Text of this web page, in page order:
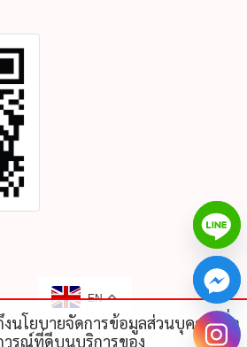
EN
งนโยบายจัดการข้อมูลส่วนบุคคลเพื่อ
รณ์ที่ดีบนบริการของ
chaty